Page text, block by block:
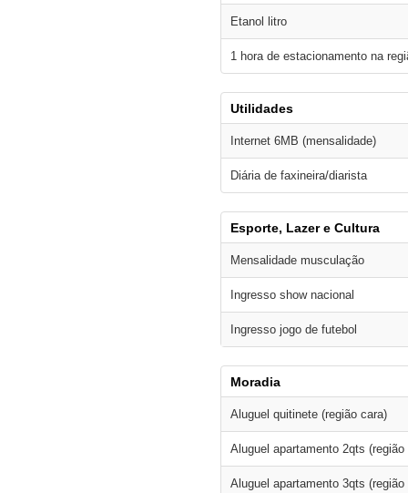
Etanol litro
1 hora de estacionamento na
Utilidades
Internet 6MB (mensalidade)
Diária de faxineira/diarista
Esporte, Lazer e Cultura
Mensalidade musculação
Ingresso show nacional
Ingresso jogo de futebol
Moradia
Aluguel quitinete (região cara)
Aluguel apartamento 2qts (região
Aluguel apartamento 3qts (região